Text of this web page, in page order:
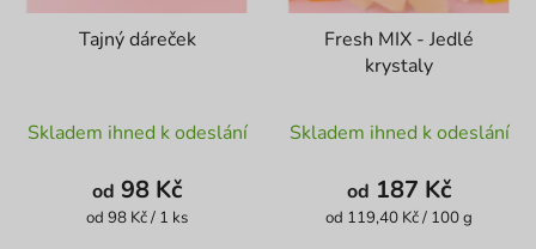
Tajný dáreček
hodnocení
produktu
je
Skladem ihned k odeslání
od 98 Kč
Měrná
od 98 Kč / 1 ks
Fresh MIX - Jedlé
krystaly
hodnocení
produktu
je
Skladem ihned k odeslání
od 187 Kč
Měrná
od 119,40 Kč / 100 g